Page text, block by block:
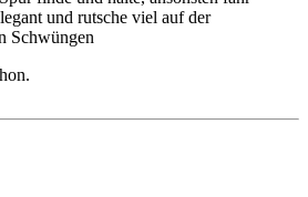
und rutsche viel auf der
Schwüngen